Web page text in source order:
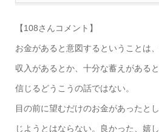
【108さんコメント】
お金があると意図するということは
収入があるとか、十分な蓄えがある
信じるどうこうの話ではない。
目の前に望むだけのお金があったと
じようとはならない。良かった、嬉